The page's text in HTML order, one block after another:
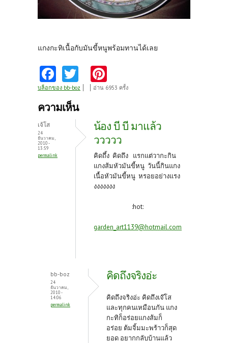
แกงกะทิเนื้อกับมันขี้หนูพร้อมทานได้เลย
Fa
ce
b
k
w
itt
nt
es
t
บล็อกของ bb-boz อ่าน 6953 ครั้ง
ความเห็น
เจ้โส
24
ธันวาคม,
2010 -
13:59
permalink
น้อง บี บี มาแล้ว
ววววว
คิดถึ้ง คิดถึง แรกแต่วากะกิน
แกงส้มหัวมันขี้หนู วันนี้กินแกง
เนื้อหัวมันขี้หนู หรอยอย่างแรง
งงงงงงง
:hot:
garden_art1139@hotmail.com
bb-boz
24
ธันวาคม,
2010 -
14:06
permalink
คิดถึงจริงอ่ะ
คิดถึงจริงอ่ะ คิดถึงเจ๊โส
และทุกคนเหมือนกัน แกง
กะทิก็อร่อยแกงส้มก็
อร่อย ต้มจิ้มมะพร้าวก็สุด
ยอด อยากกลับบ้านแล้ว